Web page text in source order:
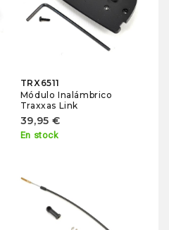
TRX6511
Módulo Inalámbrico
Traxxas Link
39,95 €
En stock